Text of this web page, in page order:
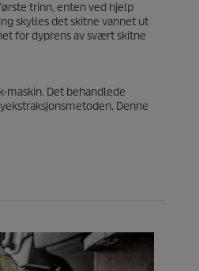
trinn, enten ved hjelp
skylles det skitne vannet ut
for dyprens av svært skitne
maskin. Det behandlede
Denne